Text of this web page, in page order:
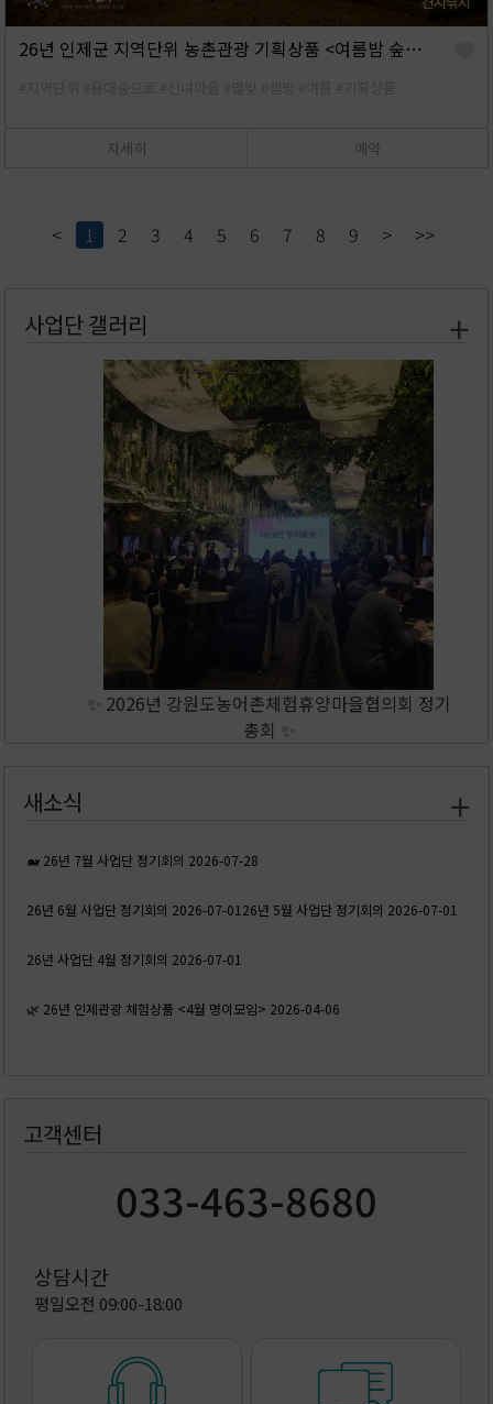
26년 인제군 지역단위 농촌관광 기획상품 <여름밤 숲속 별빛 캠핑, 용대숲으로> 추가예약
자세히 예약
< 1 2 3 4 5 6 7 8 9 > >>
사업단 갤러리
✨ 2026년 강원도농어촌체험휴양마을협의회 정기
총회 ✨
새소식
🐋 26년 7월 사업단 정기회의 2026-07-28
26년 6월 사업단 정기회의 2026-07-01 26년 5월 사업단 정기회의 2026-07-01
26년 사업단 4월 정기회의 2026-07-01
🌿 26년 인제관광 체험상품 <4월 명이모임> 2026-04-06
고객센터
033-463-8680
상담시간
평일오전 09:00-18:00